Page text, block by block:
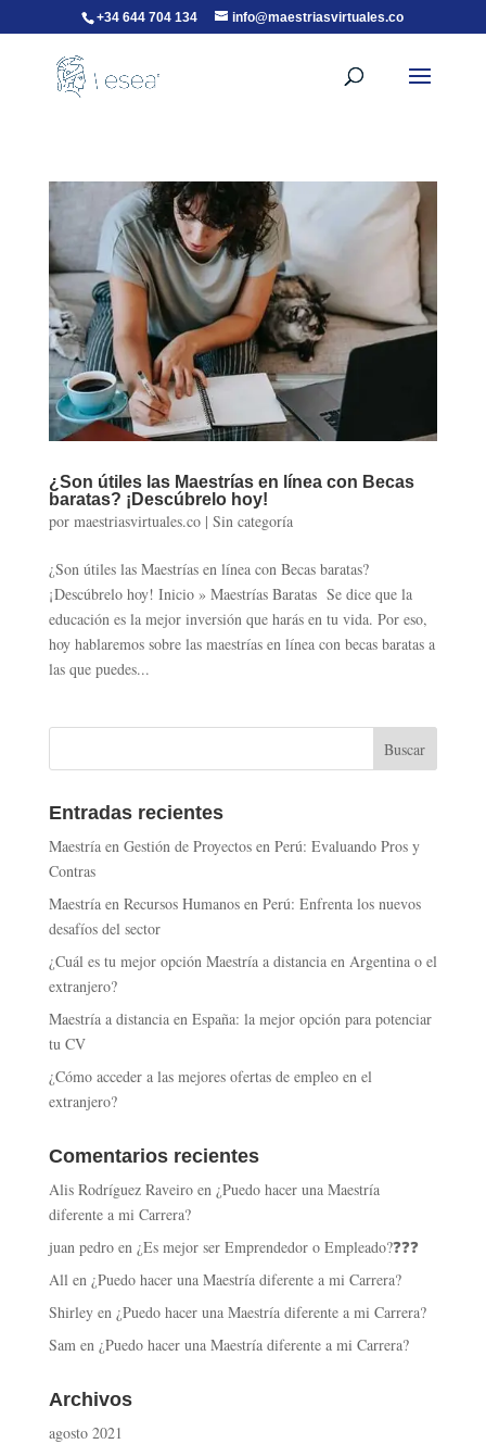
+34 644 704 134 info@maestriasvirtuales.co
¿Son útiles las Maestrías en línea con Becas
baratas? ¡Descúbrelo hoy!
por maestriasvirtuales.co| Sin categoría
¿Son útiles las Maestrías en línea con Becas baratas?
¡Descúbrelo hoy! Inicio » Maestrías Baratas Se dice que la
educación es la mejor inversión que harás en tu vida. Por eso,
hoy hablaremos sobre las maestrías en línea con becas baratas a
las que puedes...
Entradas recientes
Maestría en Gestión de Proyectos en Perú: Evaluando Pros y
Contras
Maestría en Recursos Humanos en Perú: Enfrenta los nuevos
desafíos del sector
¿Cuál es tu mejor opción Maestría a distancia en Argentina o el
extranjero?
Maestría a distancia en España: la mejor opción para potenciar
tu CV
¿Cómo acceder a las mejores ofertas de empleo en el
extranjero?
Comentarios recientes
Alis Rodríguez Raveiroen ¿Puedo hacer una Maestría
diferente a mi Carrera?
juan pedroen ¿Es mejor ser Emprendedor o Empleado?❓❓❓
Allen ¿Puedo hacer una Maestría diferente a mi Carrera?
Shirleyen ¿Puedo hacer una Maestría diferente a mi Carrera?
Samen ¿Puedo hacer una Maestría diferente a mi Carrera?
Archivos
agosto 2021